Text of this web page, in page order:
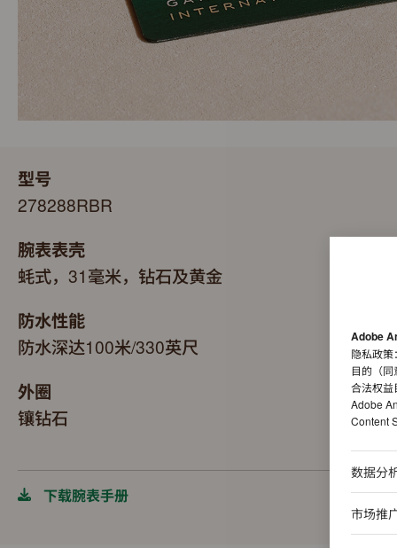
型号
278288RBR
腕表表壳
蚝式，31毫米，钻石及黄金
防水性能
防水深达100米/330英尺
外圈
镶钻石
下载腕表手册
Adobe
隐私政策
目的（同
合法权益
Adobe
Content
数据分
市场推